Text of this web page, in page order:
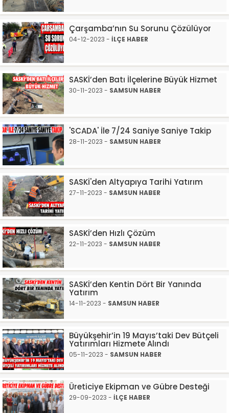
Çarşamba’nın Su Sorunu Çözülüyor
04-12-2023 - İLÇE HABER
SASKİ’den Batı İlçelerine Büyük Hizmet
30-11-2023 - SAMSUN HABER
'SCADA' İle 7/24 Saniye Saniye Takip
28-11-2023 - SAMSUN HABER
SASKİ'den Altyapıya Tarihi Yatırım
27-11-2023 - SAMSUN HABER
SASKİ’den Hızlı Çözüm
22-11-2023 - SAMSUN HABER
SASKİ’den Kentin Dört Bir Yanında
Yatırım
14-11-2023 - SAMSUN HABER
Büyükşehir’in 19 Mayıs’taki Dev Bütçeli
Yatırımları Hizmete Alındı
05-11-2023 - SAMSUN HABER
Üreticiye Ekipman ve Gübre Desteği
29-09-2023 - İLÇE HABER